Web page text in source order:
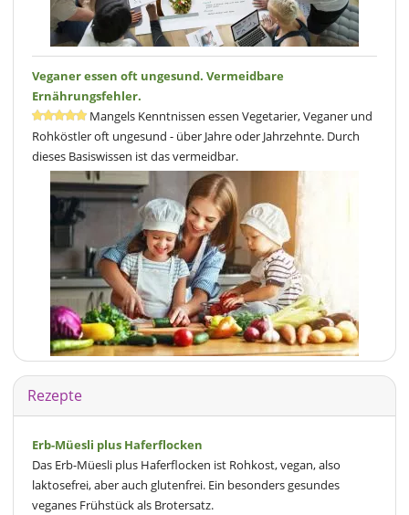
Veganer essen oft ungesund. Vermeidbare
Ernährungsfehler.
Mangels Kenntnissen essen Vegetarier, Veganer und
Rohköstler oft ungesund - über Jahre oder Jahrzehnte. Durch
dieses Basiswissen ist das vermeidbar.
Rezepte
Erb-Müesli plus Haferflocken
Das Erb-Müesli plus Haferflocken ist Rohkost, vegan, also
laktosefrei, aber auch glutenfrei. Ein besonders gesundes
veganes Frühstück als Brotersatz.